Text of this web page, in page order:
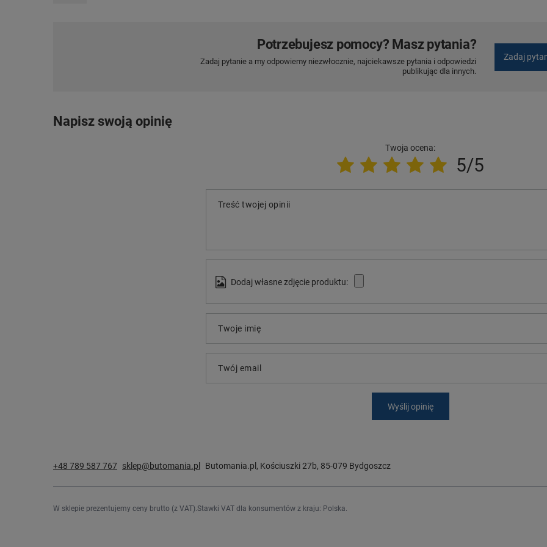
Potrzebujesz pomocy? Masz pytania?
Zadaj pytanie a my odpowiemy niezwłocznie, najciekawsze pytania i odpowiedzi
publikując dla innych.
Zadaj
Napisz swoją opinię
Twoja ocena:
5/5
Treść twojej opinii
Dodaj własne zdjęcie produktu:
Twoje imię
Twój email
Wyślij opinię
+48 789 587 767 sklep@butomania.pl Butomania.pl , Kościuszki 27b, 85-079 Bydgoszcz
W sklepie prezentujemy ceny brutto (z VAT). Stawki VAT dla konsumentów z kraju: Polska